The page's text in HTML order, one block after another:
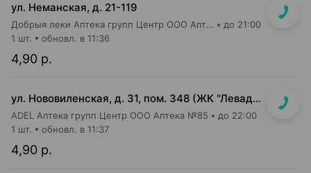
ул. Неманская, д. 21-119
Добрыя леки Аптека групп Центр ООО Аптека №51 до 21:00
4,90 р.
1 шт. обновл. в 11:36
ул. Нововиленская, д. 31, пом. 348 (ЖК "Левада")
ADEL Аптека групп Центр ООО Аптека №85 до 22:00
4,90 р.
1 шт. обновл. в 11:37